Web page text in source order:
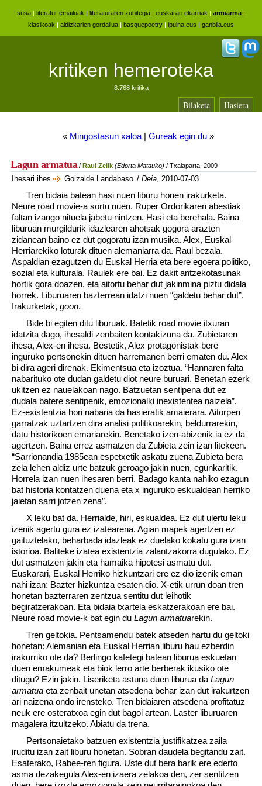
susa | literatur emailuak | literaturaren zubitegia | euskarari ekarriak | armiarma |
klasikoak | aldizkarien gordailua | basquepoetry | ipuina.eus | ganbila.eus
kritiken hemeroteka
8.768 kritika
Bilaketa Hasiera
« Mingostasun xaloa | Gureak egin du »
Lagun armatua/ Raul Zelik (Edorta Matauko) / Txalaparta, 2009
Ihesari ihes Goizalde Landabaso / Deia, 2010-07-03
Tren bidaia batean hasi nuen liburu honen irakurketa.
Neure road movie-a sortu nuen. Ruper Ordorikaren abestiak
faltan izango nituela jabetu nintzen. Hasi eta berehala. Baina
liburuan murgildurik idazlearen ahotsak gogora arazten
zidanean baino ez dut gogoratu izan musika. Alex, Euskal
Herriarekiko loturak dituen alemaniarra da. Raul bezala.
Aspaldian ezagutzen du Euskal Herria eta bere egoera politiko,
sozial eta kulturala. Raulek ere bai. Ez dakit antzekotasunak
hortik gora doazen, eta aitortu behar dut jakinmina piztu didala
horrek. Liburuaren bazterrean idatzi nuen “galdetu behar dut”.
Irakurketak, goon.
Bide bi egiten ditu liburuak. Batetik road movie itxuran
idatzita dago, ihesaldi zenbaiten kontakizuna da. Zubietaren
ihesa, Alex-en ihesa. Bestetik, Alex protagonistak bere
inguruko pertsonekin dituen harremanen berri ematen du. Alex
bi dira ageri direnak. Ekimentsua eta izoztua. “Hannaren falta
nabarituko ote dudan galdetu diot neure buruari. Benetan ezerk
ukitzen ez nauelakoan nago. Batzuetan sentipena dut ez
dudala batere sentipenik, emozionalki inexistentea naizela”.
Ez-existentzia hori nabaria da hasieratik amaierara. Aitorpen
garratzak uztartzen dira analisi politikoarekin, beldurrarekin,
datu historikoen emariarekin. Benetako izen-abizenik ia ez da
agertzen. Baina errez asmatzen da Zubieta zein izan litekeen.
“Sarrionandia 1985ean espetxetik askatu zuena Zubieta bera
zela lehen aldiz urte batzuk geroago jakin nuen, egunkaritik.
Horrela izan nuen ihesaren berri. Badago kanta nahiko ezagun
bat historia kontatzen duena eta x inguruko eskualdean herriko
jaietan sarri jotzen zena”.
X leku bat da. Herrialde, hiri, eskualdea. Ez dut ulertu leku
izenik agertu gura ez izatearena. Agian mapek agertzen ez
gaituztelako, beharbada idazleak ez duelako kokatu gura izan
istorioa. Baliteke izatea existentzia zalantzakorra dugulako. Ez
dut asmatzen jakin eta hamaika hipotesi asmatu dut.
Euskarari, Euskal Herriko hizkuntzari ere ez dio izenik eman
nahi izan: Bazter hizkuntza esaten dio. X-etik urrun doan tren
honetan bazterraren zentzua sentitu dut leihotik
begiratzerakoan. Eta bidaia txartela eskatzerakoan ere bai.
Neure road movie-k bat egin du Lagun armatuarekin.
Tren geltokia. Pentsamendu batek atseden hartu du geltoki
honetan: Alemanian eta Euskal Herrian liburu hau ezberdin
irakurriko ote da? Berlingo kafetegi batean liburua eskuetan
duen emakumeak eta biok lerro arte berberak ikusiko ote
ditugu? Ezin jakin. Liseriketa astuna duen liburua daLagun
armatua eta zenbait unetan atsedena behar izan dut irakurtzen
ari naizena ondo irensteko. Tren bidaiaren atsedena profitatuz
neuk ere osteratxoa egin dut bagoi artean. Laster liburuaren
magalera itzultzeko. Abiatu da trena.
Pertsonaietako batzuen existentzia justifikatzea zaila
iruditu izan zait liburu honetan. Sobran daudela begitandu zait.
Esaterako, Rabee-ren figura. Uste dut bera barik ere ederto
asma dezakegula Alex-en izaera zelakoa den, zer sentitzen